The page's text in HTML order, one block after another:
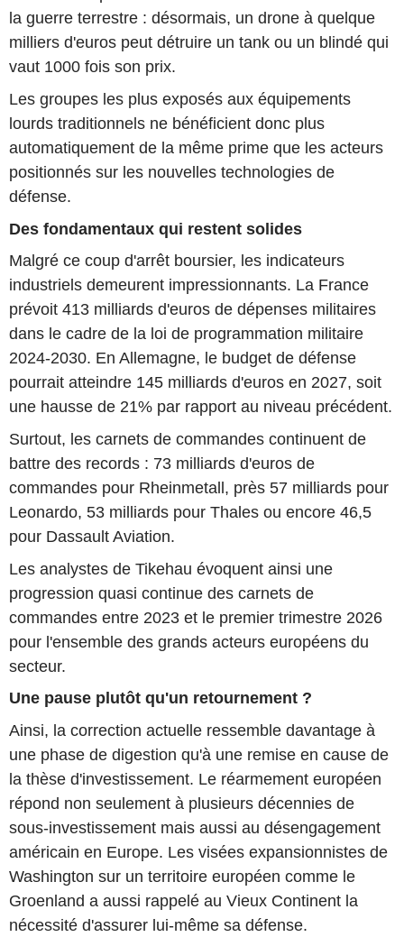
la guerre terrestre : désormais, un drone à quelque
milliers d'euros peut détruire un tank ou un blindé qui
vaut 1000 fois son prix.
Les groupes les plus exposés aux équipements
lourds traditionnels ne bénéficient donc plus
automatiquement de la même prime que les acteurs
positionnés sur les nouvelles technologies de
défense.
Des fondamentaux qui restent solides
Malgré ce coup d'arrêt boursier, les indicateurs
industriels demeurent impressionnants. La France
prévoit 413 milliards d'euros de dépenses militaires
dans le cadre de la loi de programmation militaire
2024-2030. En Allemagne, le budget de défense
pourrait atteindre 145 milliards d'euros en 2027, soit
une hausse de 21% par rapport au niveau précédent.
Surtout, les carnets de commandes continuent de
battre des records : 73 milliards d'euros de
commandes pour Rheinmetall, près 57 milliards pour
Leonardo, 53 milliards pour Thales ou encore 46,5
pour Dassault Aviation.
Les analystes de Tikehau évoquent ainsi une
progression quasi continue des carnets de
commandes entre 2023 et le premier trimestre 2026
pour l'ensemble des grands acteurs européens du
secteur.
Une pause plutôt qu'un retournement ?
Ainsi, la correction actuelle ressemble davantage à
une phase de digestion qu'à une remise en cause de
la thèse d'investissement. Le réarmement européen
répond non seulement à plusieurs décennies de
sous-investissement mais aussi au désengagement
américain en Europe. Les visées expansionnistes de
Washington sur un territoire européen comme le
Groenland a aussi rappelé au Vieux Continent la
nécessité d'assurer lui-même sa défense.